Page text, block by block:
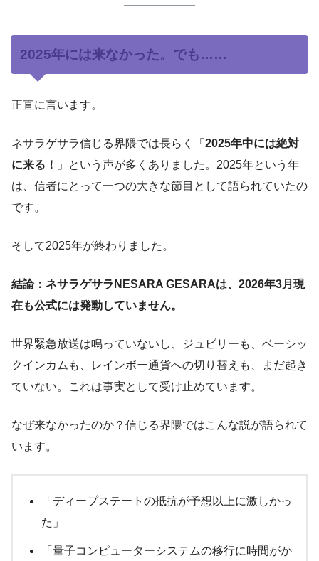
2025年には来なかった。でも……
正直に言います。
ネサラゲサラ信じる界隈では長らく「 2025年中には絶対
に来る！
」という声が多くありました。2025年という年
は、信者にとって一つの大きな節目として語られていたの
です。
そして2025年が終わりました。
結論：ネサラゲサラNESARA GESARAは、2026年3月現
在も公式には発動していません。
世界緊急放送は鳴っていないし、ジュビリーも、ベーシッ
クインカムも、レインボー通貨への切り替えも、まだ起き
ていない。これは事実として受け止めています。
なぜ来なかったのか？信じる界隈ではこんな説が語られて
います。
「ディープステートの抵抗が予想以上に激しかっ
た」
「量子コンピューターシステムの移行に時間がか